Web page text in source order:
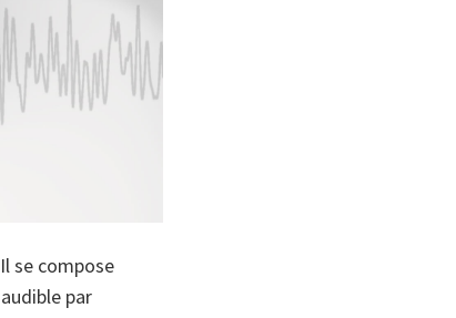
se compose
par